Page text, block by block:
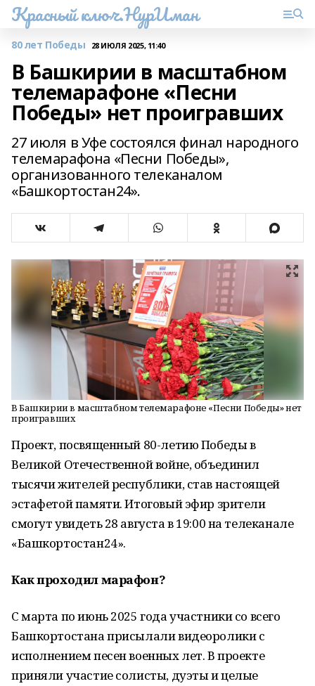
Красный ключ.НурИман
80 лет Победы 28 ИЮЛЯ 2025, 11:40
В Башкирии в масштабном
телемарафоне «Песни
Победы» нет проигравших
27 июля в Уфе состоялся финал народного
телемарафона «Песни Победы»,
организованного телеканалом
«Башкортостан24».
В Башкирии в масштабном телемарафоне «Песни Победы» нет
проигравших
Проект, посвященный 80-летию Победы в
Великой Отечественной войне, объединил
тысячи жителей республики, став настоящей
эстафетой памяти. Итоговый эфир зрители
смогут увидеть 28 августа в 19:00 на телеканале
«Башкортостан24».
Как проходил марафон?
С марта по июнь 2025 года участники со всего
Башкортостана присылали видеоролики с
исполнением песен военных лет. В проекте
приняли участие солисты, дуэты и целые